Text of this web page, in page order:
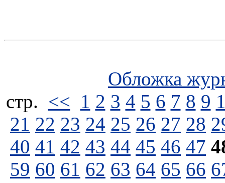
Обложка
стp. << 1 2 3 4 5 6 7 8 9
21 22 23 24 25 26 27 28
40 41 42 43 44 45 46 47
59 60 61 62 63 64 65 66